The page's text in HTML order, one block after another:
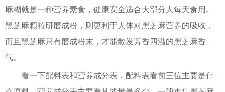
麻糊就是一种营养素食，健康安全适合大部分人每天食用。
黑芝麻颗粒研磨成粉，则更利于人体对黑芝麻营养的吸收，
而且黑芝麻只有磨成粉末，才能散发芳香四溢的黑芝麻香
气。
看一下配料表和营养成分表，配料表看前三位主要是什